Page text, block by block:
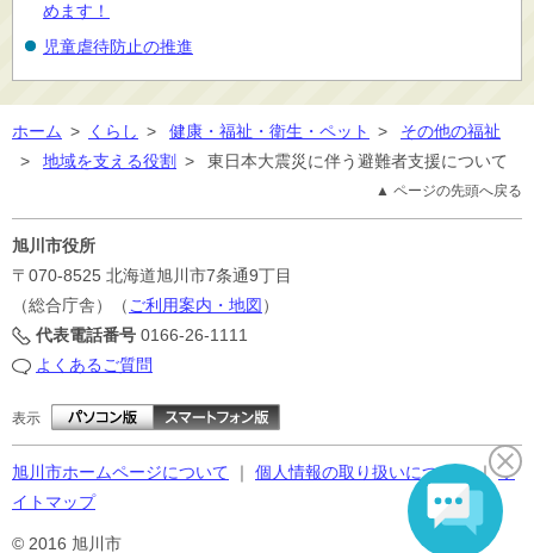
めます！
児童虐待防止の推進
ホーム > くらし > 健康・福祉・衛生・ペット >
その他の福祉
>
地域を支える役割 > 東日本大震災に伴う避難者支援について
▲ ページの先頭へ戻る
旭川市役所
〒070-8525 北海道旭川市7条通9丁目
（総合庁舎）（ ご利用案内・地図 ）
代表電話番号 0166-26-1111
よくあるご質問
表示
旭川市ホームページについて ｜ 個人情報の取り扱いについて｜サ
イトマップ
© 2016 旭川市